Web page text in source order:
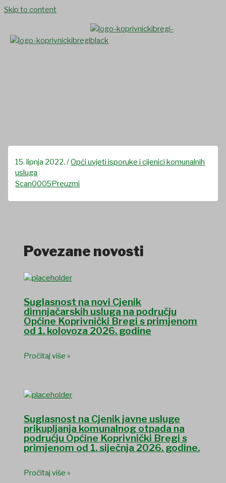
Skip to content
15. lipnja 2022./Opći uvjeti isporuke i cijenici komunalnih
usluga
Scan0005Preuzmi
Povezane novosti
Suglasnost na novi Cjenik
dimnjačarskih usluga na području
Općine Koprivnički Bregi s primjenom
od 1. kolovoza 2026. godine
Pročitaj više »
Suglasnost na Cjenik javne usluge
prikupljanja komunalnog otpada na
području Općine Koprivnički Bregi s
primjenom od 1. siječnja 2026. godine.
Pročitaj više »